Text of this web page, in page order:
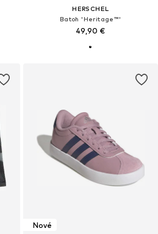
HERSCHEL
Batoh 'Heritage™'
49,90 €
Nové